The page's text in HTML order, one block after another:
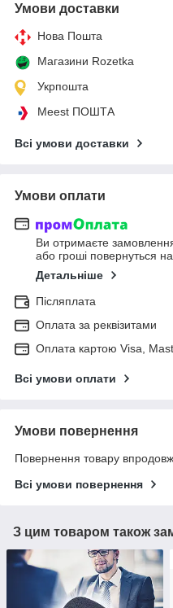
Умови доставки
Нова Пошта
Магазини Rozetka
Укрпошта
Meest ПОШТА
Всі умови доставки
Умови оплати
Ви отримаєте
або гроші повернуться
Детальніше
Післяплата
Оплата за реквізитами
Оплата картою Visa,
Всі умови оплати
Умови повернення
Повернення товару
Всі умови повернення
З цим товаром також